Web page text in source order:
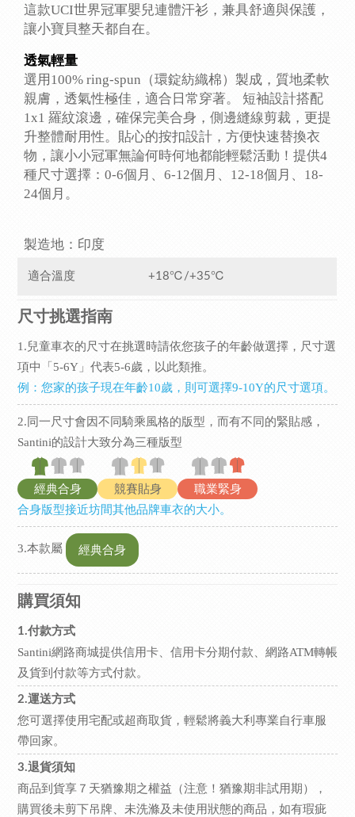
這款UCI世界冠軍嬰兒連體汗衫，兼具舒適與保護，
讓小寶貝整天都自在。
透氣輕量
選用100% ring-spun（環錠紡織棉）製成，質地柔軟
親膚，透氣性極佳，適合日常穿著。 短袖設計搭配
1x1 羅紋滾邊，確保完美合身，側邊縫線剪裁，更提
升整體耐用性。貼心的按扣設計，方便快速替換衣
物，讓小小冠軍無論何時何地都能輕鬆活動！提供4
種尺寸選擇：0-6個月、6-12個月、12-18個月、18-
24個月。
製造地：印度
適合溫度 +18℃/+35℃
尺寸挑選指南
1.兒童車衣的尺寸在挑選時請依您孩子的年齡做選擇，尺寸選
項中「5-6Y」代表5-6歲，以此類推。
例：您家的孩子現在年齡10歲，則可選擇9-10Y的尺寸選項。
2.同一尺寸會因不同騎乘風格的版型，而有不同的緊貼感，
Santini的設計大致分為三種版型
經典合身 競賽貼身
職業緊身
合身版型接近坊間其他品牌車衣的大小。
3.本款屬 經典合身
購買須知
1.付款方式
Santini網路商城提供信用卡、信用卡分期付款、網路ATM轉帳
及貨到付款等方式付款。
2.運送方式
您可選擇使用宅配或超商取貨，輕鬆將義大利專業自行車服
帶回家。
3.退貨須知
商品到貨享７天猶豫期之權益（注意！猶豫期非試用期），
購買後未剪下吊牌、未洗滌及未使用狀態的商品，如有瑕疵